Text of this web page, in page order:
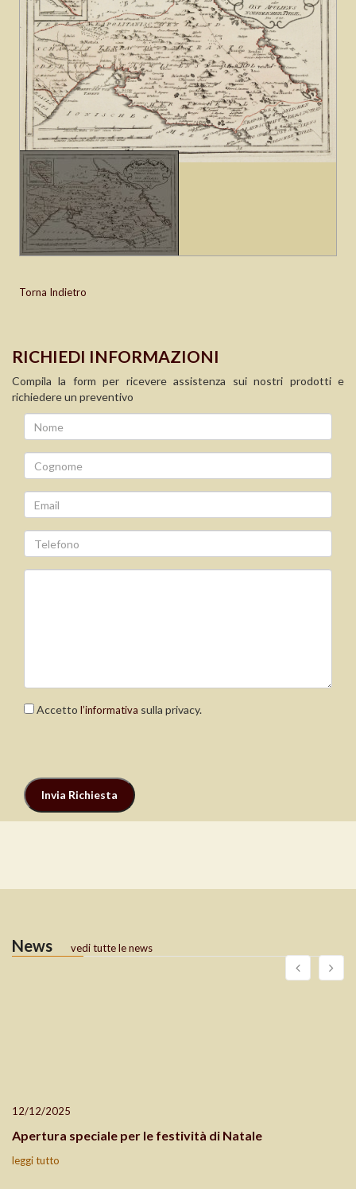
Torna Indietro
RICHIEDI INFORMAZIONI
Compila la form per ricevere assistenza sui nostri prodotti e
richiedere un preventivo
Accetto l’informativa sulla privacy.
News vedi tutte le news
12/12/2025
Apertura speciale per le festività di Natale
leggi tutto